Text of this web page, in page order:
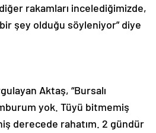
rakamları incelediğimizde,
şey olduğu söyleniyor” diye
Aktaş, “Bursalı
yok. Tüyü bitmemiş
derecede rahatım. 2 gündür